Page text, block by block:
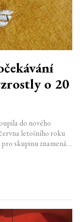
o 20
do nového
letošního roku
skupinu znamená
nejistotu